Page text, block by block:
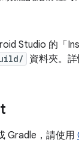
Studio 的「
資料夾。詳
Gradle，請使用